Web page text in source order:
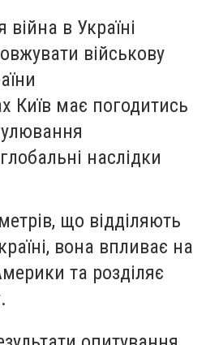
війна в Україні
військову
Київ має погодитись
наслідки
що відділяють
вона впливає на
та розділяє